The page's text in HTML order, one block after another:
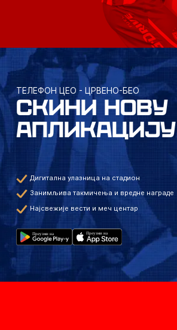
ТЕЛЕФОН ЦЕО - ЦРВЕНО-БЕО
СКИНИ НОВУ
АПЛИКАЦИЈУ
Дигитална улазница на стадион
Занимљива такмичења и вредне награде
Најсвежије вести и меч центар